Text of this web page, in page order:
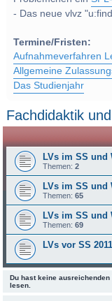
- Das neue vlvz
Termine/Fristen:
Aufnahmeverfahren
Allgemeine
Das Studienjahr
Fachdidaktik
LVs im SS und
Themen:2
LVs im SS und
Themen:65
LVs im SS und
Themen:69
LVs vor SS 2011
Du hast keine
lesen.